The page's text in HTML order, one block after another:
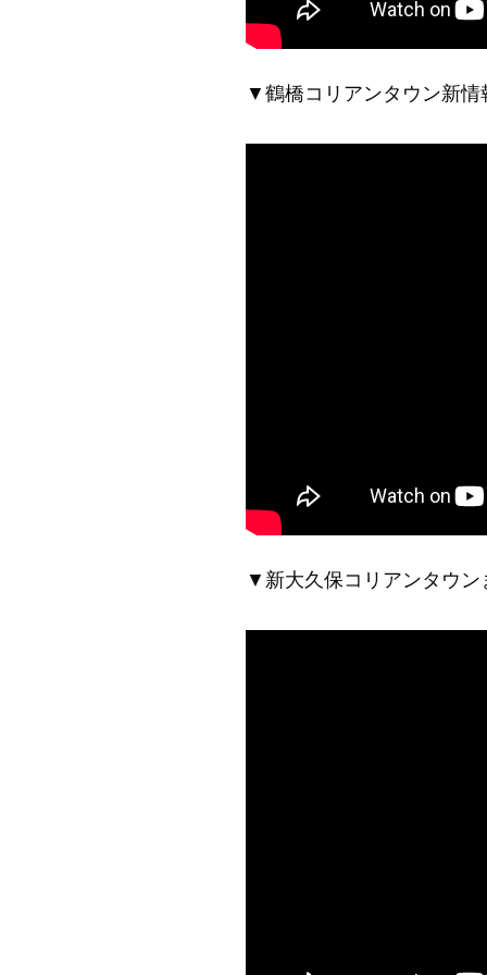
▼鶴橋コリアンタウン新情
▼新大久保コリアンタウン